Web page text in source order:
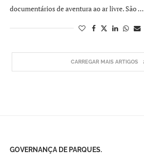
documentários de aventura ao ar livre. São …
CARREGAR MAIS ARTIGOS
GOVERNANÇA DE PARQUES.